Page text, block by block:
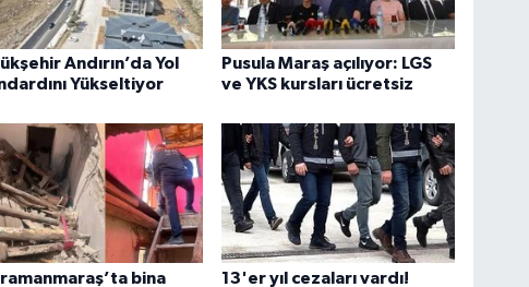
Andırın’da Yol
Yükseltiyor
Pusula Maraş açılıyor: LGS
ve YKS kursları ücretsiz
bina 13'er yıl cezaları vardı!